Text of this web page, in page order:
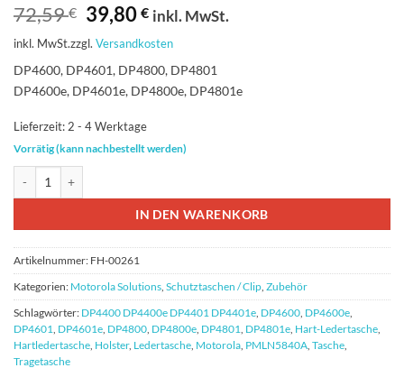
72,59€ Ursprünglicher
Preis
war:
72,59 €
39,80€Aktueller
ist:
39,80 €.
inkl. MwSt.
inkl. MwSt.zzgl. Versandkosten
DP4600, DP4601, DP4800, DP4801
DP4600e, DP4601e, DP4800e, DP4801e
Lieferzeit:2 - 4 Werktage
Vorrätig (kann nachbestellt werden)
IN DEN WARENKORB
Artikelnummer: FH-00261
Kategorien: Motorola Solutions Schutztaschen / Clip Zubehör
Schlagwörter: DP4400 DP4400e DP4401 DP4401e DP4600 DP4600e
DP4601
DP4601e DP4800 DP4800e DP4801 DP4801e Hart-Ledertasche
Hartledertasche Holster, Ledertasche Motorola PMLN5840A Tasche
Tragetasche